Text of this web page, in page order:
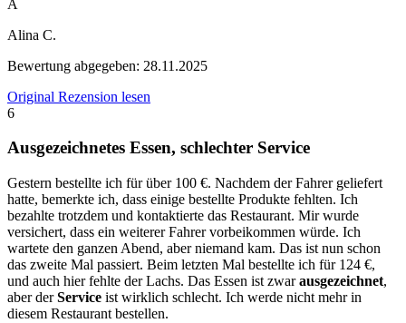
A
Alina C.
Bewertung abgegeben: 28.11.2025
Original Rezension lesen
6
Ausgezeichnetes Essen, schlechter Service
Gestern bestellte ich für über 100 €. Nachdem der Fahrer geliefert
hatte, bemerkte ich, dass einige bestellte Produkte fehlten. Ich
bezahlte trotzdem und kontaktierte das Restaurant. Mir wurde
versichert, dass ein weiterer Fahrer vorbeikommen würde. Ich
wartete den ganzen Abend, aber niemand kam. Das ist nun schon
das zweite Mal passiert. Beim letzten Mal bestellte ich für 124 €,
und auch hier fehlte der Lachs. Das Essen ist zwarausgezeichnet,
aber derService ist wirklich schlecht. Ich werde nicht mehr in
diesem Restaurant bestellen.